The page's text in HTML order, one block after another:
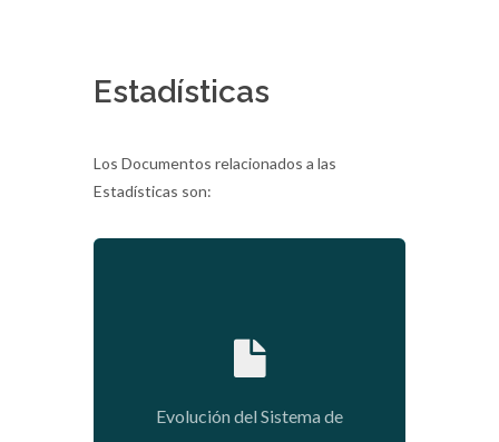
Estadísticas
Los Documentos relacionados a las
Estadísticas son:
Evolución del Sistema de